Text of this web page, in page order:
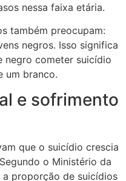
nessa faixa etária.
também preocupam:
negros. Isso significa
negro cometer suicídio
um branco.
e sofrimento
que o suicídio crescia
o Ministério da
a proporção de suicídios